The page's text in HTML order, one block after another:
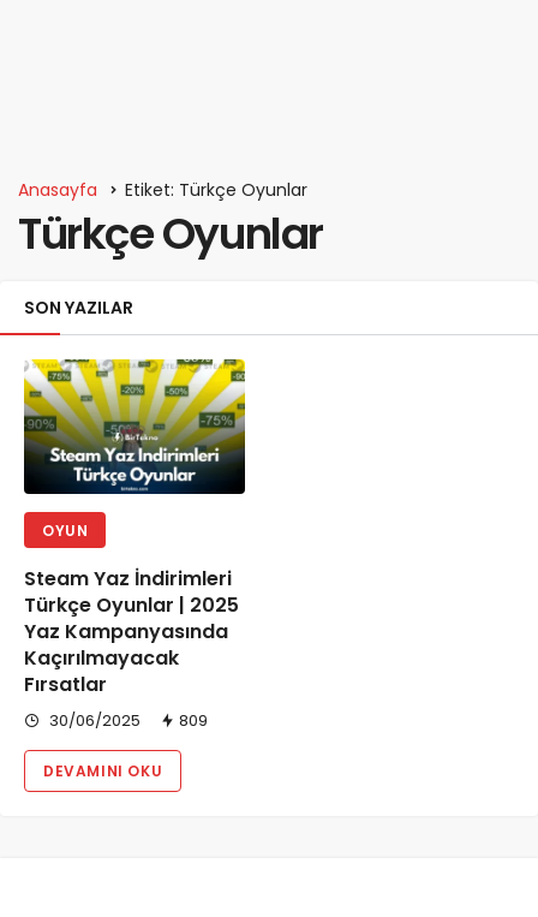
Anasayfa Etiket: Türkçe Oyunlar
Türkçe Oyunlar
SON YAZILAR
OYUN
Steam Yaz İndirimleri
Türkçe Oyunlar | 2025
Yaz Kampanyasında
Kaçırılmayacak
Fırsatlar
30/06/2025 809
DEVAMINI OKU